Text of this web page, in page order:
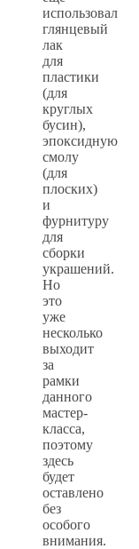
использовал
глянцевый
лак
для
пластики
(для
круглых
бусин),
эпоксидную
смолу
(для
плоских)
и
фурнитуру
для
сборки
украшений.
Но
это
уже
несколько
выходит
за
рамки
данного
мастер-
класса,
поэтому
здесь
будет
оставлено
без
особого
внимания.